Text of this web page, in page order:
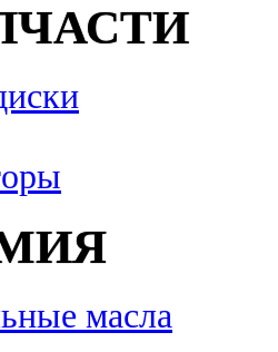
масла